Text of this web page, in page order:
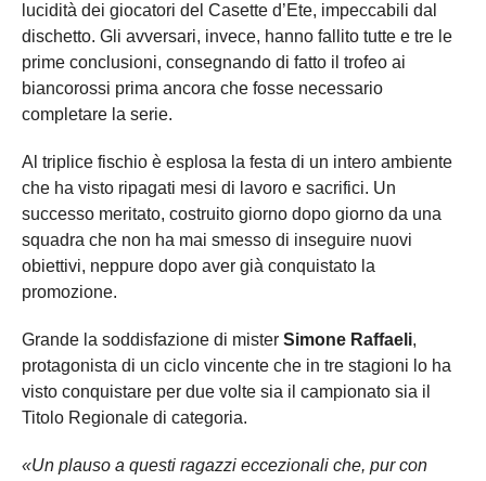
lucidità dei giocatori del Casette d’Ete, impeccabili dal
dischetto. Gli avversari, invece, hanno fallito tutte e tre le
prime conclusioni, consegnando di fatto il trofeo ai
biancorossi prima ancora che fosse necessario
completare la serie.
Al triplice fischio è esplosa la festa di un intero ambiente
che ha visto ripagati mesi di lavoro e sacrifici. Un
successo meritato, costruito giorno dopo giorno da una
squadra che non ha mai smesso di inseguire nuovi
obiettivi, neppure dopo aver già conquistato la
promozione.
Grande la soddisfazione di mister Simone Raffaeli,
protagonista di un ciclo vincente che in tre stagioni lo ha
visto conquistare per due volte sia il campionato sia il
Titolo Regionale di categoria.
«Un plauso a questi ragazzi eccezionali che, pur con